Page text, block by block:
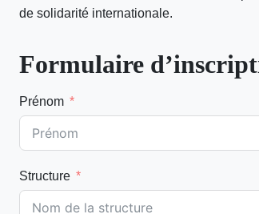
de solidarité internationale.
Formulaire
Prénom
Structure